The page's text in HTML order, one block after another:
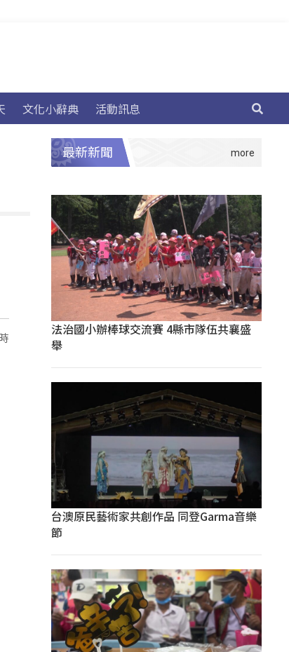
文化小辭典 活動訊息
最新新聞
法治國小辦棒球交流賽 4縣市隊伍共襄盛
舉
台澳原民藝術家共創作品 同登Garma音樂
節